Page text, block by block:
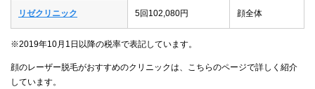
リゼクリニック 5回102,080円 顔全体
※2019年10月1日以降の税率で表記しています。
顔のレーザー脱毛がおすすめのクリニックは、こちらのページで詳しく紹介
しています。